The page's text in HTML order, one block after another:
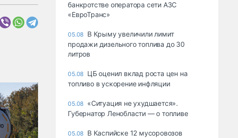
банкротстве оператора сети АЗС
«ЕвроТранс»
05.08 В Крыму увеличили лимит
продажи дизельного топлива до 30
литров
05.08 ЦБ оценил вклад роста цен на
топливо в ускорение инфляции
05.08 «Ситуация не ухудшается».
Губернатор Ленобласти — о топливе
05.08 В Каспийске 12 мусоровозов